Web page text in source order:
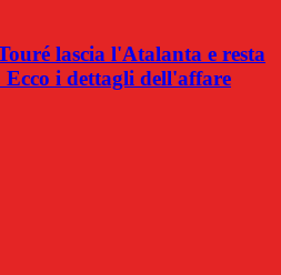
lascia l'Atalanta e resta
i dettagli dell'affare